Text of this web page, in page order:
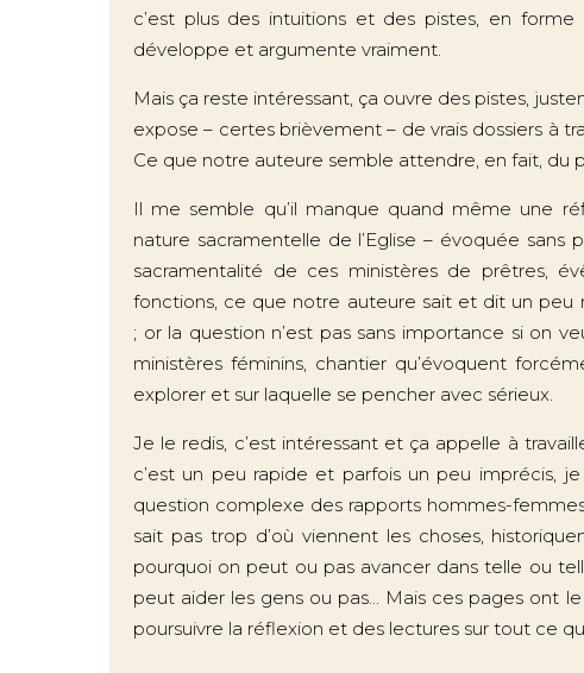
c’est plus des intuitions et des pistes, en
développe et argumente vraiment.
Mais ça reste intéressant, ça ouvre des pistes,
expose – certes brièvement – de vrais dossiers à
Ce que notre auteure semble attendre, en fait, du
Il me semble qu’il manque quand même une
nature sacramentelle de l’Eglise – évoquée
sacramentalité de ces ministères de prêtres,
fonctions, ce que notre auteure sait et dit un
; or la question n’est pas sans importance si on
ministères féminins, chantier qu’évoquent
explorer et sur laquelle se pencher avec sérieux.
Je le redis, c’est intéressant et ça appelle à
c’est un peu rapide et parfois un peu imprécis,
question complexe des rapports hommes-
sait pas trop d’où viennent les choses,
pourquoi on peut ou pas avancer dans telle ou
peut aider les gens ou pas... Mais ces pages ont
poursuivre la réflexion et des lectures sur tout ce